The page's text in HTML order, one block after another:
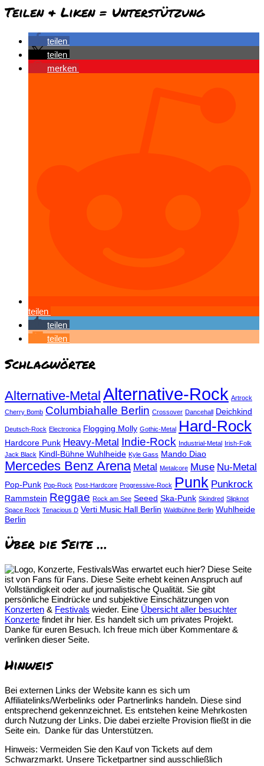
Teilen & Liken = Unterstützung
teilen
teilen
merken
teilen
teilen
teilen
Schlagwörter
Alternative-Metal Alternative-Rock Artrock
Cherry Bomb Columbiahalle Berlin Crossover Dancehall Deichkind
Deutsch-Rock Electronica Flogging Molly Gothic-Metal Hard-Rock
Hardcore Punk Heavy-Metal Indie-Rock Industrial-Metal Irish-Folk
Jack Black Kindl-Bühne Wuhlheide Kyle Gass Mando Diao
Mercedes Benz Arena Metal Metalcore Muse Nu-Metal
Pop-Punk Pop-Rock Post-Hardcore Progressive-Rock Punk Punkrock
Rammstein Reggae Rock am See Seeed Ska-Punk Skindred Slipknot
Space Rock Tenacious D Verti Music Hall Berlin Waldbühne Berlin Wuhlheide
Berlin
Über die Seite …
Was erwartet euch hier? Diese Seite
ist von Fans für Fans. Diese Seite erhebt keinen Anspruch auf
Vollständigkeit oder auf journalistische Qualität. Sie gibt
persönliche Eindrücke und subjektive Einschätzungen von
Konzerten & Festivals wieder. Eine Übersicht aller besuchter
Konzerte findet ihr hier. Es handelt sich um privates Projekt.
Danke für euren Besuch. Ich freue mich über Kommentare &
verlinken dieser Seite.
Hinweis
Bei externen Links der Website kann es sich um
Affiliatelinks/Werbelinks oder Partnerlinks handeln. Diese sind
entsprechend gekennzeichnet. Es entstehen keine Mehrkosten
durch Nutzung der Links. Die dabei erzielte Provision fließt in die
Seite ein. Danke für das Unterstützen.
Hinweis: Vermeiden Sie den Kauf von Tickets auf dem
Schwarzmarkt. Unsere Ticketpartner sind ausschließlich